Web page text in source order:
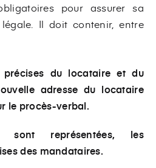
pour assurer sa
Il doit contenir, entre
précises du locataire et du
adresse du locataire
le procès-verbal.
représentées, les
des mandataires.